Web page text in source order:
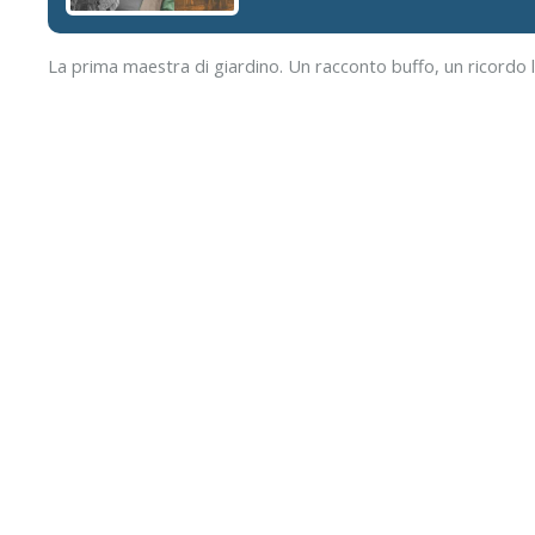
La prima maestra di giardino. Un racconto buffo, un ricordo